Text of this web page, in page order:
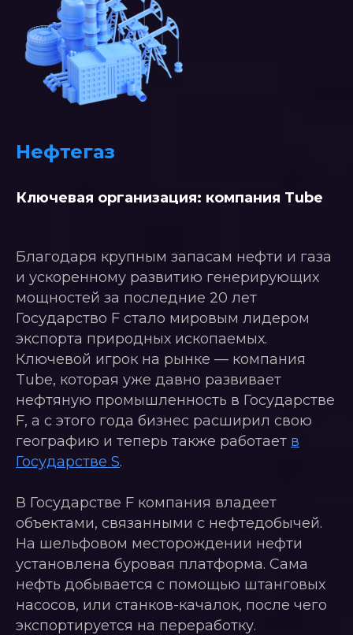
Нефтегаз
Ключевая организация: компания Tube
Благодаря крупным запасам нефти и газа
и ускоренному развитию генерирующих
мощностей за последние 20 лет
Государство F стало мировым лидером
экспорта природных ископаемых.
Ключевой игрок на рынке — компания
Tube, которая уже давно развивает
нефтяную промышленность в Государстве
F, а с этого года бизнес расширил свою
географию и теперь также работает в
Государстве S.
В Государстве F компания владеет
объектами, связанными с нефтедобычей.
На шельфовом месторождении нефти
установлена буровая платформа. Сама
нефть добывается с помощью штанговых
насосов, или станков-качалок, после чего
экспортируется на переработку.